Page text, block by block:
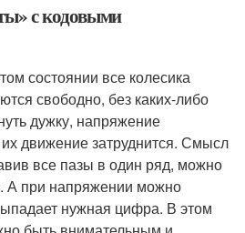
с кодовыми
состоянии все колесика
свободно, без каких-либо
дужку, напряжение
движение затруднится. Смысл
все пазы в один ряд, можно
А при напряжении можно
нужная цифра. В этом